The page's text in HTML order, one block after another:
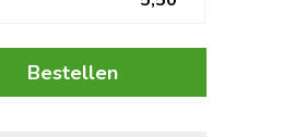
Bestellen